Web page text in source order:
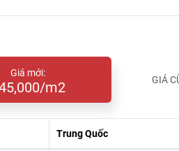
Giá mới:
m2 GIÁ
Trung Quốc